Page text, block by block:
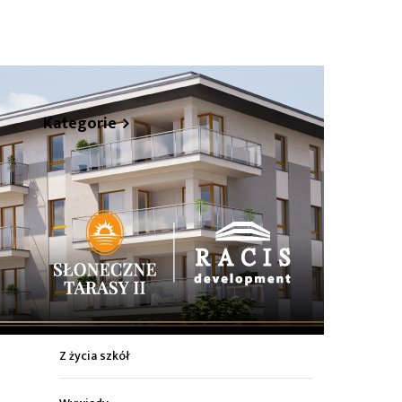
Kategorie
Z życia miasta
Sport
Kultura
Wiadomości z regionu
Z życia szkół